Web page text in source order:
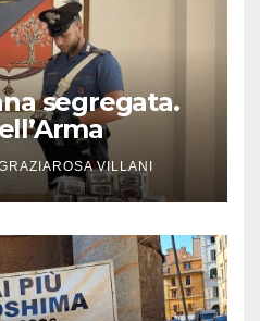
segregata.
VILLANI